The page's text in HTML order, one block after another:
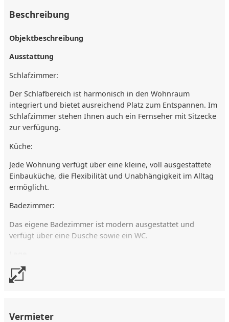
Beschreibung
Objektbeschreibung
Ausstattung
Schlafzimmer:
Der Schlafbereich ist harmonisch in den Wohnraum
integriert und bietet ausreichend Platz zum Entspannen. Im
Schlafzimmer stehen Ihnen auch ein Fernseher mit Sitzecke
zur verfügung.
Küche:
Jede Wohnung verfügt über eine kleine, voll ausgestattete
Einbauküche, die Flexibilität und Unabhängigkeit im Alltag
ermöglicht.
Badezimmer:
Das eigene Badezimmer ist modern ausgestattet und
verfügt über eine Dusche sowie ein WC.
Die Sleepy Cologne Apartments finden Sie im Kölner
Zentrum "Köln-Sülz" in der Nähe der Universität und der
Straße/Universitätsstraße. Es gehört zu den höchsten
Vermieter